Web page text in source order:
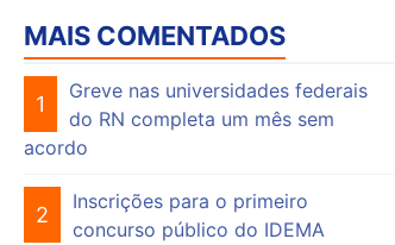
MAIS COMENTADOS
1
Greve nas universidades federais
do RN completa um mês sem
acordo
2
Inscrições para o primeiro
concurso público do IDEMA